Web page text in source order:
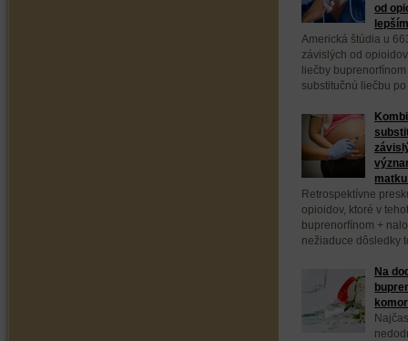
od
Americká štúdia u
závislých od
liečby
substitučnú liečbu
Retrospektívne
opioidov, ktoré v
buprenorfínom +
nežiaduce dôsledky
Na